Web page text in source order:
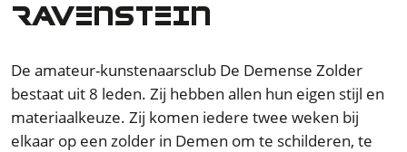
RAVENSTEIN
De amateur-kunstenaarsclub De Demense Zolder
bestaat uit 8 leden. Zij hebben allen hun eigen stijl en
materiaalkeuze. Zij komen iedere twee weken bij
elkaar op een zolder in Demen om te schilderen, te